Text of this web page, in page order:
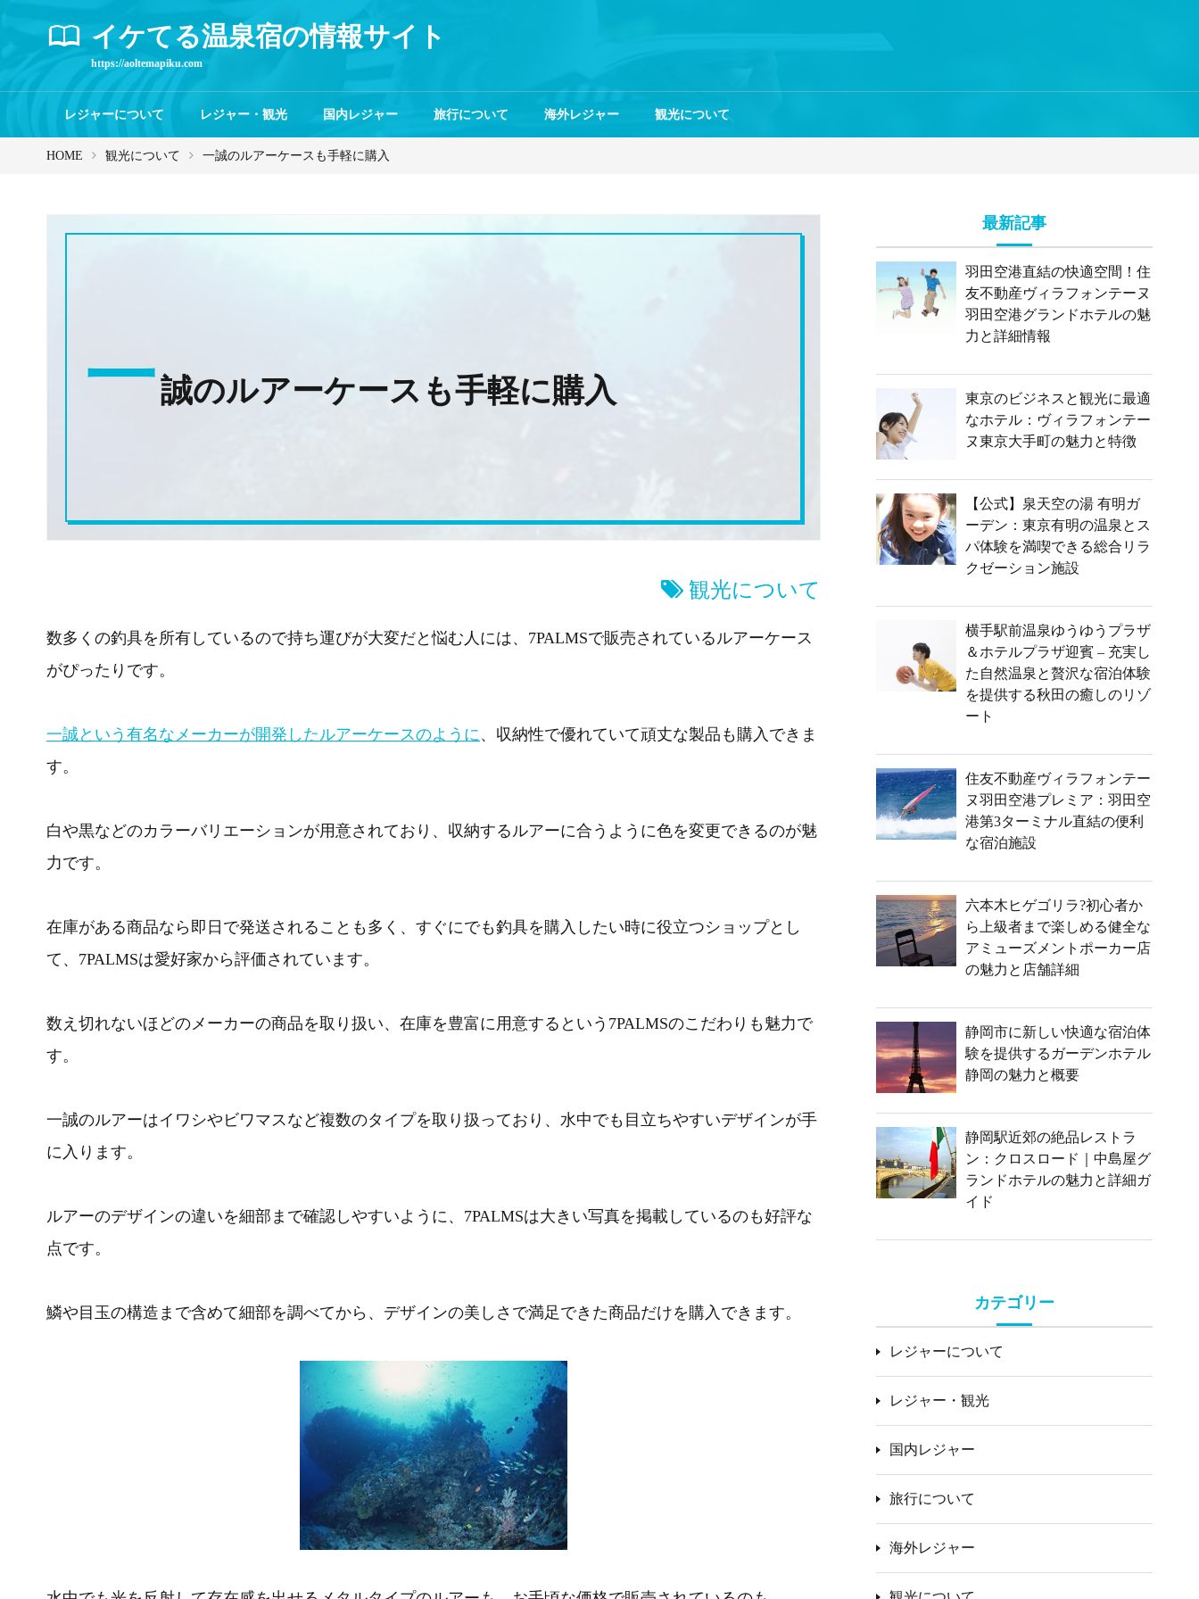
イケてる温泉宿の情報サイト
https://aoltemapiku.com
レジャーについて レジャー・観光 国内レジャー 旅行について 海外レジャー 観光について
HOME 観光について 一誠のルアーケースも手軽に購入
一誠のルアーケースも手軽に購入
観光について
数多くの釣具を所有しているので持ち運びが大変だと悩む人には、7PALMSで販売されているルアーケース
がぴったりです。
一誠という有名なメーカーが開発したルアーケースのように、収納性で優れていて頑丈な製品も購入できま
す。
白や黒などのカラーバリエーションが用意されており、収納するルアーに合うように色を変更できるのが魅
力です。
在庫がある商品なら即日で発送されることも多く、すぐにでも釣具を購入したい時に役立つショップとし
て、7PALMSは愛好家から評価されています。
数え切れないほどのメーカーの商品を取り扱い、在庫を豊富に用意するという7PALMSのこだわりも魅力で
す。
一誠のルアーはイワシやビワマスなど複数のタイプを取り扱っており、水中でも目立ちやすいデザインが手
に入ります。
ルアーのデザインの違いを細部まで確認しやすいように、7PALMSは大きい写真を掲載しているのも好評な
点です。
鱗や目玉の構造まで含めて細部を調べてから、デザインの美しさで満足できた商品だけを購入できます。
最新記事
羽田空港直結の快適空間！住
友不動産ヴィラフォンテーヌ
羽田空港グランドホテルの魅
力と詳細情報
東京のビジネスと観光に最適
なホテル：ヴィラフォンテー
ヌ東京大手町の魅力と特徴
【公式】泉天空の湯 有明ガ
ーデン：東京有明の温泉とス
パ体験を満喫できる総合リラ
クゼーション施設
横手駅前温泉ゆうゆうプラザ
＆ホテルプラザ迎賓 – 充実し
た自然温泉と贅沢な宿泊体験
を提供する秋田の癒しのリゾ
ート
住友不動産ヴィラフォンテー
ヌ羽田空港プレミア：羽田空
港第3ターミナル直結の便利
な宿泊施設
六本木ヒゲゴリラ?初心者か
ら上級者まで楽しめる健全な
アミューズメントポーカー店
の魅力と店舗詳細
静岡市に新しい快適な宿泊体
験を提供するガーデンホテル
静岡の魅力と概要
静岡駅近郊の絶品レストラ
ン：クロスロード｜中島屋グ
ランドホテルの魅力と詳細ガ
イド
カテゴリー
レジャーについて
レジャー・観光
国内レジャー
旅行について
海外レジャー